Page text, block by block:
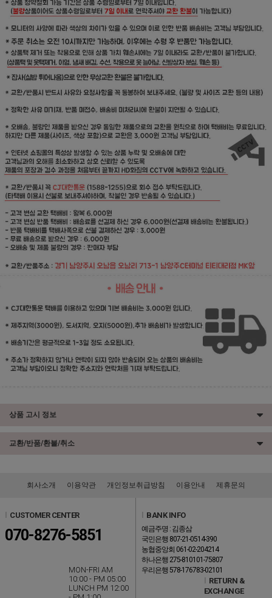
상품 고시 정보
교환/반품/환불/취소
회사소개 이용약관 개인정보취급방침 이용안내 제휴문의
CUSTOMER CENTER
070-8276-5851
MON-FRI AM
10:00 - PM 05:00
LUNCH PM 12:00
BANK INFO
예금주명 : 김종삼
국민은행 807-21-0514-390
농협중앙회 061-02-204214
하나은행 275-810101-75807
우리은행 578-176783-02101
RETURN &
EXCHANGE